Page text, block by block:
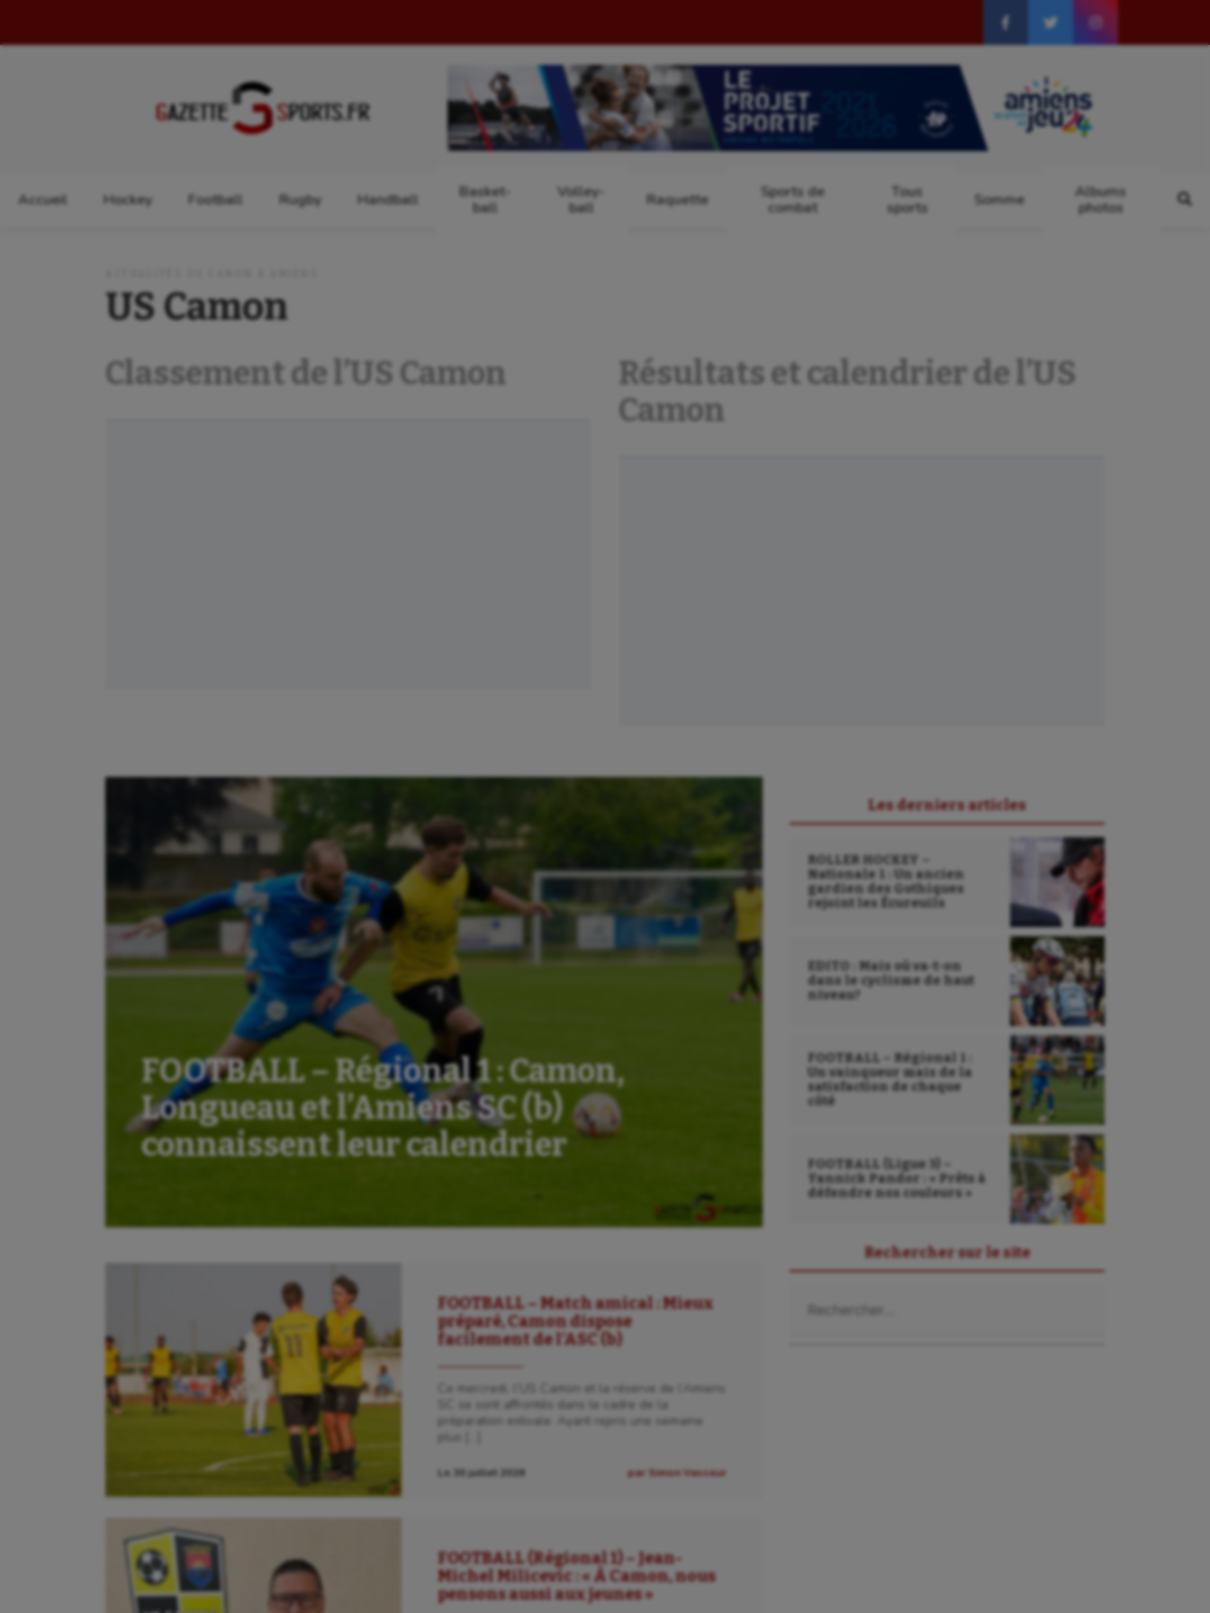
Accueil Hockey Football Rugby Handball
Basket-
ball
Volley-
ball
Raquette
Sports de
combat
Tous
sports
Somme
Albums
photos
US Camon
Classement de l’US Camon
Résultats et calendrier de l’US
Camon
FOOTBALL – Régional 1 : Camon,
Longueau et l’Amiens SC (b)
connaissent leur calendrier
FOOTBALL – Match amical : Mieux
préparé, Camon dispose
facilement de l’ASC (b)
Ce mercredi, l’US Camon et la réserve de l’Amiens
SC se sont affrontés dans le cadre de la
préparation estivale. Ayant repris une semaine
plus […]
Le 30 juillet 2026 par Simon Vasseur
FOOTBALL (Régional 1) – Jean-
Michel Milicevic : « À Camon, nous
pensons aussi aux jeunes »
Les derniers articles
ROLLER HOCKEY –
Nationale 1 : Un ancien
gardien des Gothiques
rejoint les Écureuils
EDITO : Mais où va-t-on
dans le cyclisme de haut
niveau?
FOOTBALL – Régional 1 :
Un vainqueur mais de la
satisfaction de chaque
côté
FOOTBALL (Ligue 3) –
Yannick Pandor : « Prêts à
défendre nos couleurs »
Rechercher sur le site